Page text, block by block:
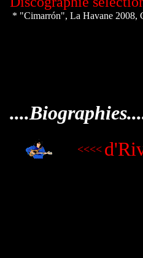
* "Cimarrón", La Havane 2008,
<<<<